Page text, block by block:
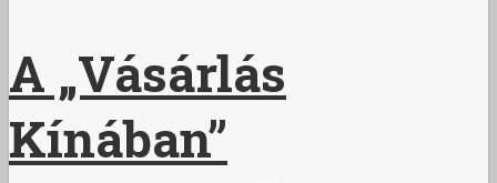
A „Vásárlás
Kínában”